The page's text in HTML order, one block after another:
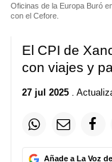
Oficinas de la Europa Buró
con el Cefore.
El CPI de
con viajes y
27 jul 2025 .
Añade a La Voz